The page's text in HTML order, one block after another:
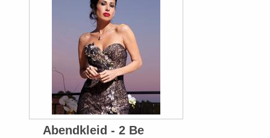
Abendkleid - 2 Be